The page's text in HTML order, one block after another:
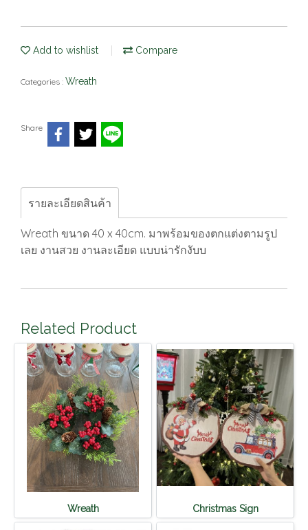
Add to wishlist Compare
Categories : Wreath
Share
รายละเอียดสินค้า
Wreath ขนาด 40 x 40cm. มาพร้อมของตกแต่งตามรูป
เลย งานสวย งานละเอียด แบบน่ารักงับบ
Related Product
Wreath Christmas Sign